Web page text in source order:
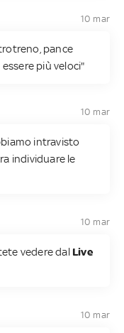
10 mar
pance
più veloci"
10 mar
intravisto
individuare le
10 mar
vedere dalLive
10 mar